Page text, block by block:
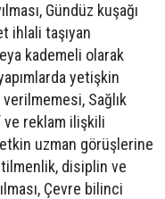
Gündüz kuşağı
ihlali taşıyan
kademeli olarak
yetişkin
Sağlık
ve reklam ilişkili
uzman görüşlerine
disiplin ve
Çevre bilinci